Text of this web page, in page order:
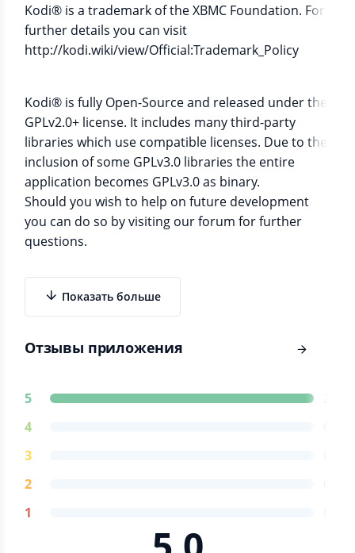
Kodi® is a trademark of the XBMC Foundation. For
further details you can visit
http://kodi.wiki/view/Official:Trademark_Policy
Kodi® is fully Open-Source and released under the
GPLv2.0+ license. It includes many third-party
libraries which use compatible licenses. Due to the
inclusion of some GPLv3.0 libraries the entire
application becomes GPLv3.0 as binary.
Should you wish to help on future development
you can do so by visiting our forum for further
questions.
Показать больше
Отзывы приложения
5
4
3
2
1